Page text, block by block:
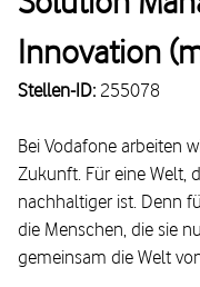
Innovation
Stellen-ID: 255078
Bei Vodafone arbeiten
Zukunft. Für eine Welt,
nachhaltiger ist. Denn
die Menschen, die sie
gemeinsam die Welt